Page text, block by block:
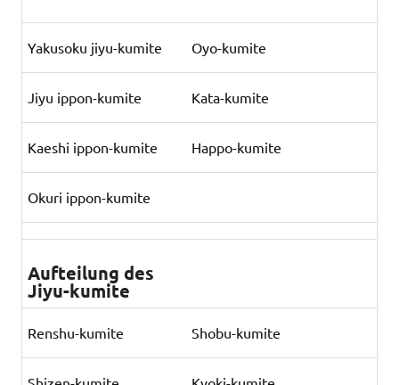
Yakusoku jiyu-kumite Oyo-kumite
Jiyu ippon-kumite Kata-kumite
Kaeshi ippon-kumite Happo-kumite
Okuri ippon-kumite
Aufteilung des
Jiyu-kumite
Renshu-kumite Shobu-kumite